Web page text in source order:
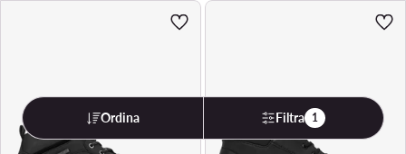
Ordina Filtra 1